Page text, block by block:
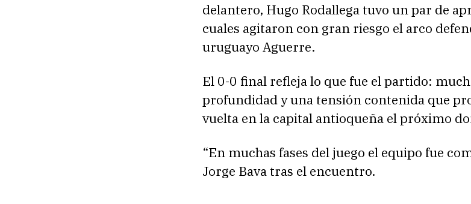
delantero, Hugo Rodallega tuvo un par de
cuales agitaron con gran riesgo el arco
uruguayo Aguerre.
El 0-0 final refleja lo que fue el partido:
profundidad y una tensión contenida que
vuelta en la capital antioqueña el próximo
“En muchas fases del juego el equipo fue
Jorge Bava tras el encuentro.